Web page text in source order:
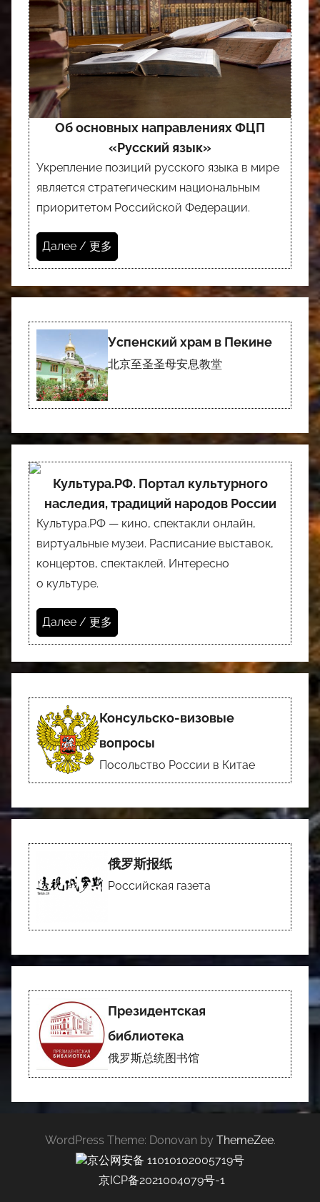
Об основных направлениях ФЦП
«Русский язык»
Укрепление позиций русского языка в мире
является стратегическим национальным
приоритетом Российской Федерации.
Далее / 更多
Успенский храм в Пекине
北京至圣圣母安息教堂
Культура.РФ. Портал культурного
наследия, традиций народов России
Культура.РФ — кино, спектакли онлайн,
виртуальные музеи. Расписание выставок,
концертов, спектаклей. Интересно
о культуре.
Далее / 更多
Консульско-визовые
вопросы
Посольство России в Китае
俄罗斯报纸
Российская газета
Президентская
библиотека
俄罗斯总统图书馆
WordPress Theme: Donovan by ThemeZee.
京公网安备 11010102005719号
京ICP备2021004079号-1